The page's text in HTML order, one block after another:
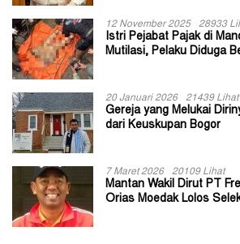
12 November 2025 28933
Istri Pejabat Pajak di
Mutilasi, Pelaku Diduga
20 Januari 2026 21439 Lihat
Gereja yang Melukai
dari Keuskupan Bogor
7 Maret 2026 20109 Lihat
Mantan Wakil Dirut PT
Orias Moedak Lolos